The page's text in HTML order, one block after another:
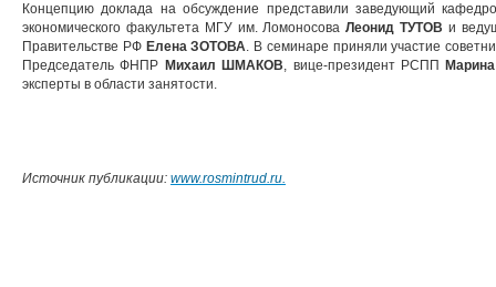
Концепцию доклада на обсуждение представили заведующий
экономического факультета МГУ им. ЛомоносоваЛеонид ТУТОВ и
Правительстве РФ Елена ЗОТОВА. В семинаре приняли участие
Председатель ФНПР Михаил ШМАКОВ, вице-президент РСПП
эксперты в области занятости.
Источник публикации: www.rosmintrud.ru.